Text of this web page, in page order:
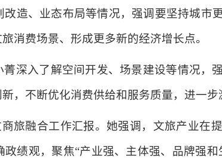
造、业态布局等情况，强调要坚持城市
消费场景、形成更多新的经济增长点。
深入了解空间开发、场景建设等情况，
，不断优化消费供给和服务质量，进一步
商旅融合工作汇报。她强调，文旅产业在
绩观，聚焦“产业强、主体强、品牌强